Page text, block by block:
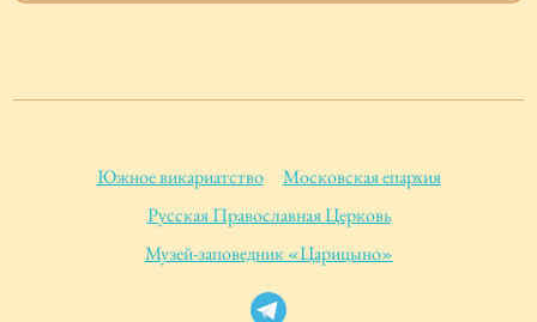
Южное викариатство
Московская епархия
Русская Православная Церковь
Музей-заповедник «Царицыно»